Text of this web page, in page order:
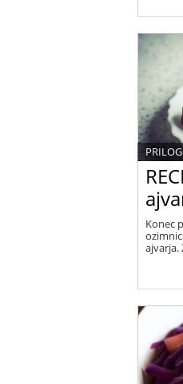
Konec
ajvarja.